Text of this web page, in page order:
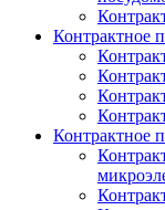
Контрактное
Контрактное